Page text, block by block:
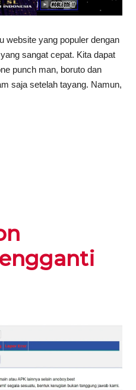
website yang populer dengan
sangat cepat. Kita dapat
punch man, boruto dan
saja setelah tayang. Namun,